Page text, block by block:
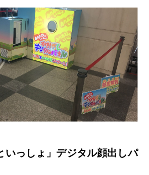
いっしょ」デジタル顔出しパ